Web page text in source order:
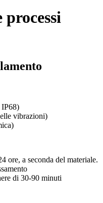
processi
IP68)
vibrazioni)
ore, a seconda del materiale.
di 30-90 minuti